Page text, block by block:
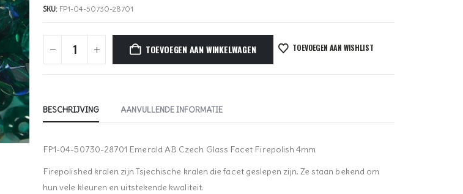
SKU: FP1-04-50730-28701
TOEVOEGEN AAN WINKELWAGEN TOEVOEGEN AAN WISHLIST
BESCHRIJVING AANVULLENDE INFORMATIE
FP1-04-50730-28701 Emerald AB Czech Glass Facet Firepolish 4mm
Firepolished kralen zijn Tsjechische kralen die facet geslepen zijn. Ze staan bekend om
hun vele kleuren en uitstekende kwaliteit.